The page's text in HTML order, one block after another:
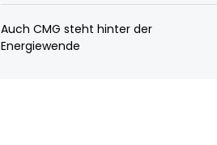
Auch CMG steht hinter der
Energiewende